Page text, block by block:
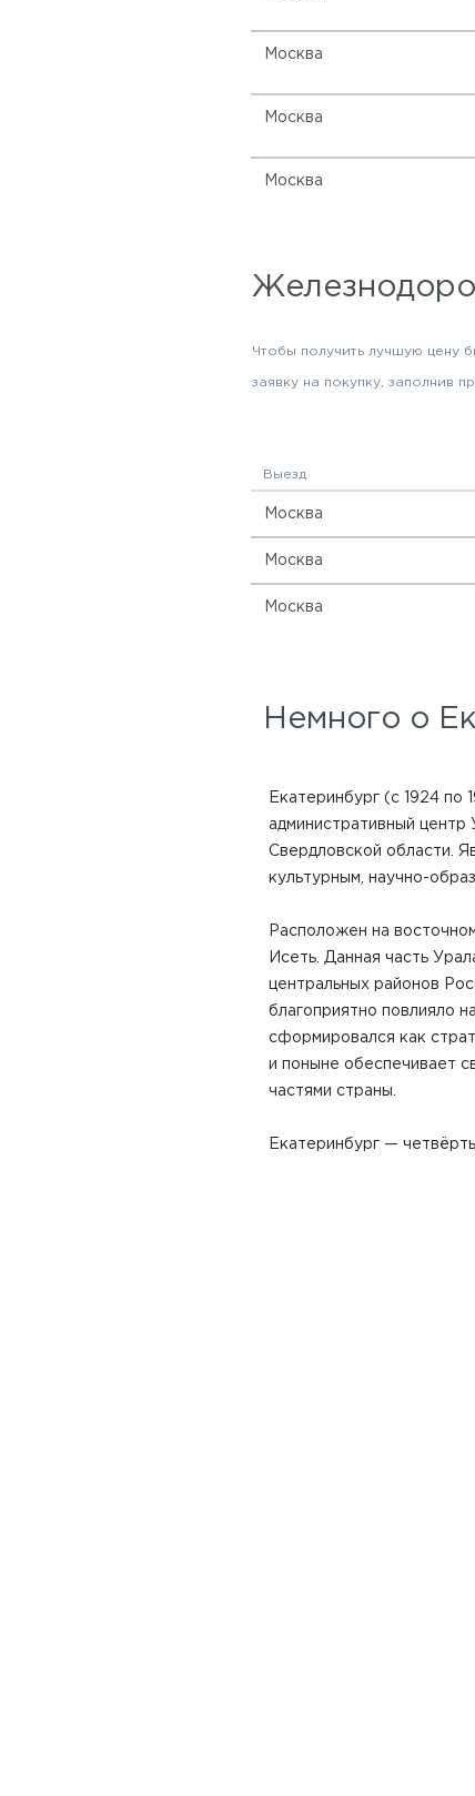
Москва
Москва
Москва
Чтобы получить лучшую цену
заявку на покупку, заполнив
Выезд
Москва
Москва
Москва
Немного о
Екатеринбург (с 1924 по
административный центр
Свердловской области.
культурным, научно-
Расположен на
Исеть. Данная часть
центральных районов
благоприятно повлияло
сформировался как
и поныне обеспечивает
частями страны.
Екатеринбург —